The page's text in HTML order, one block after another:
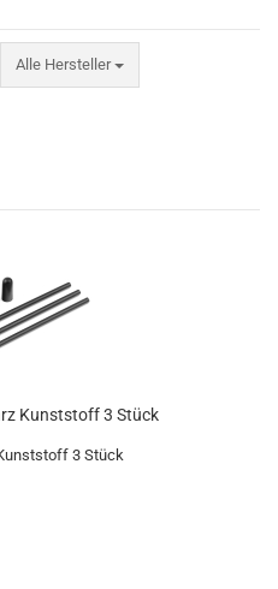
Alle Hersteller
Kunststoff 3 Stück
3 Stück